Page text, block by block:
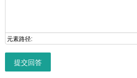
元素路径:
提交回答